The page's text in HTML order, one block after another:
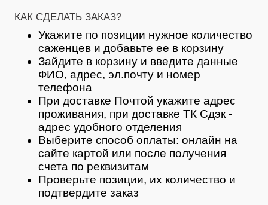
КАК СДЕЛАТЬ ЗАКАЗ?
Укажите по позиции нужное количество
саженцев и добавьте ее в корзину
Зайдите в корзину и введите данные
ФИО, адрес, эл.почту и номер
телефона
При доставке Почтой укажите адрес
проживания, при доставке ТК Сдэк -
адрес удобного отделения
Выберите способ оплаты: онлайн на
сайте картой или после получения
счета по реквизитам
Проверьте позиции, их количество и
подтвердите заказ